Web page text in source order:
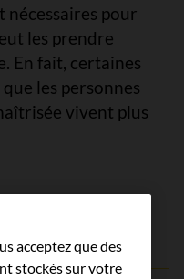
nécessaires pour
les prendre
En fait, certaines
les personnes
vivent plus
et
acceptez que des
stockés sur votre